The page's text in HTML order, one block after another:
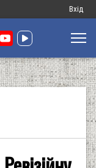
Меню
запису
Вхід